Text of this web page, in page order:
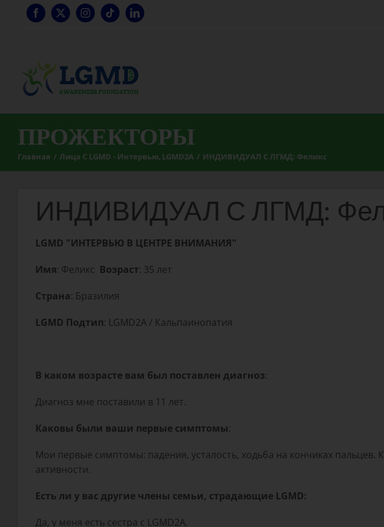
Перейти
ПРОЖЕКТОРЫ
Главная Лица С LGMD - Интервью LGMD2A ИНДИВИДУАЛ С ЛГМД: Феликс
ИНДИВИДУАЛ С ЛГМД:
LGMD "ИНТЕРВЬЮ В ЦЕНТРЕ ВНИМАНИЯ"
Имя: Феликс Возраст: 35 лет
Страна: Бразилия
LGMD Подтип: LGMD2A / Кальпаинопатия
В каком возрасте вам был поставлен диагноз:
Диагноз мне поставили в 11 лет.
Каковы были ваши первые симптомы:
Мои первые симптомы: падения, усталость, ходьба на кончиках пальцев.
активности.
Есть ли у вас другие члены семьи, страдающие LGMD:
Да, у меня есть сестра с LGMD2A.